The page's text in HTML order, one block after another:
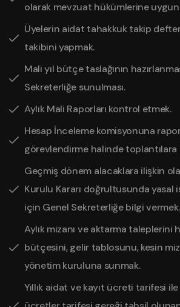
olarak mevzuat hükümlerine
Üyelerin aidat tahakkuk takip
takibini yapmak.
Mali yıl bütçe taslağının
Sekreterliğe sunulması.
Aylık Mali Raporları kontrol etmek.
Hesap İnceleme komisyonuna
görevlendirme halinde toplantılara
Geçmiş dönem alacaklara ilişkin
Kurulu Kararı doğrultusunda yasal
için Genel Sekreterliğe bilgi vermek.
Aylık mizanı ve aktarma taleplerini
bütçesini, gelir tablosunu, kesin
yönetim kuruluna sunmak.
Yıllık aidat ve kayıt ücreti tarifesi ile